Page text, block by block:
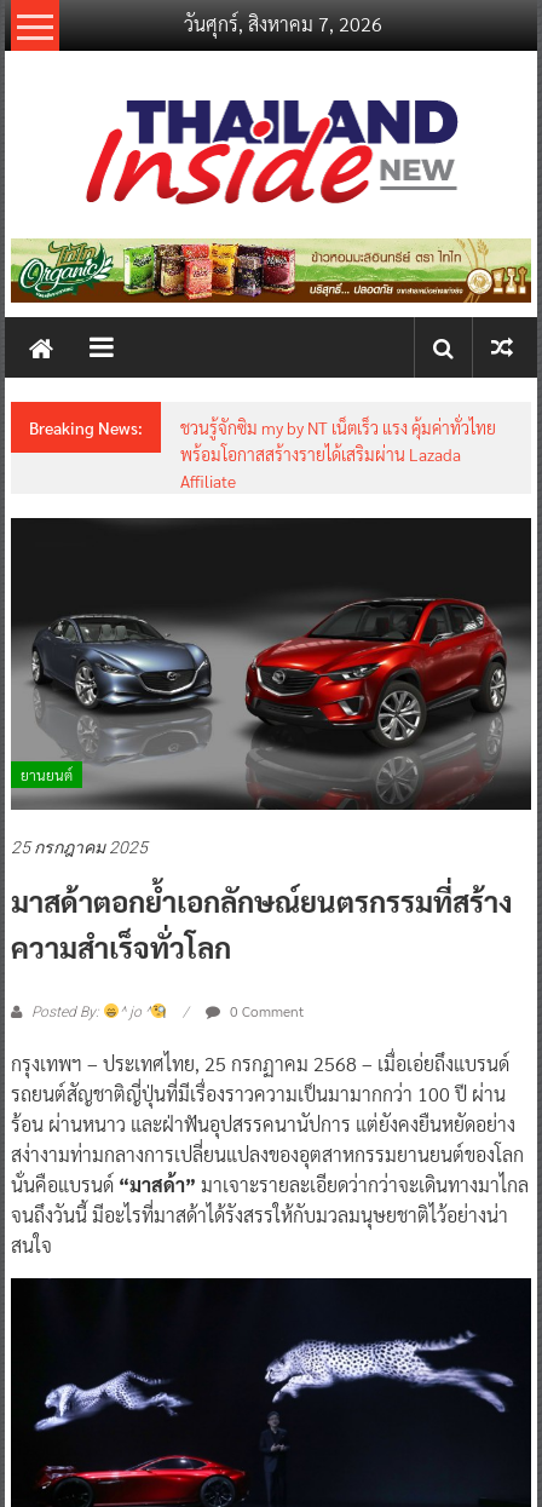
Skip
to
วันศุกร์, สิงหาคม 7, 2026
thailandinsidenew.com
Thailand
New
Breaking News:
ชวนรู้จักซิม my by NT เน็ตเร็ว แรง คุ้มค่าทั่วไทย
พร้อมโอกาสสร้างรายได้เสริมผ่าน Lazada
Affiliate
ยานยนต์
25 กรกฎาคม 2025
มาสด้าตอกย้ำเอกลักษณ์ยนตรกรรมที่สร้าง
ความสำเร็จทั่วโลก
Posted By: ^ jo ^ 0 Comment
กรุงเทพฯ – ประเทศไทย, 25 กรกฏาคม 2568 – เมื่อเอ่ยถึงแบรนด์
รถยนต์สัญชาติญี่ปุ่นที่มีเรื่องราวความเป็นมามากกว่า 100 ปี ผ่าน
ร้อน ผ่านหนาว และฝ่าฟันอุปสรรคนานัปการ แต่ยังคงยืนหยัดอย่าง
สง่างามท่ามกลางการเปลี่ยนแปลงของอุตสาหกรรมยานยนต์ของโลก
นั่นคือแบรนด์ “มาสด้า” มาเจาะรายละเอียดว่ากว่าจะเดินทางมาไกล
จนถึงวันนี้ มีอะไรที่มาสด้าได้รังสรรให้กับมวลมนุษยชาติไว้อย่างน่า
สนใจ